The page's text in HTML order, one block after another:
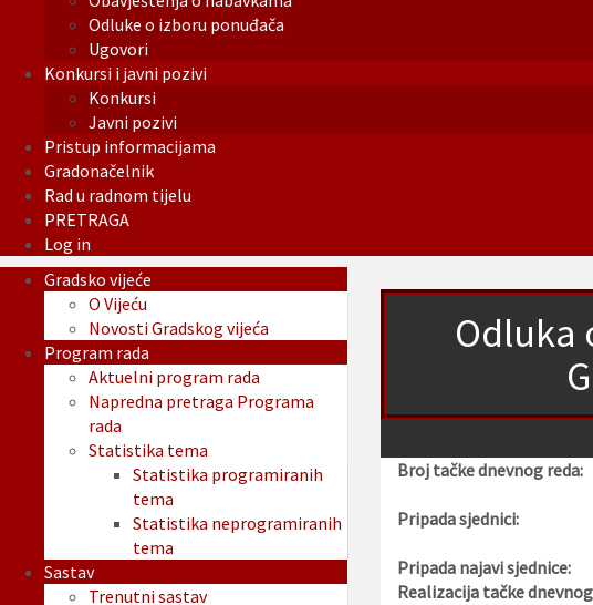
Odluke o izboru ponuđača
Ugovori
Konkursi i javni pozivi
Konkursi
Javni pozivi
Pristup informacijama
Gradonačelnik
Rad u radnom tijelu
PRETRAGA
Log in
Odluka
Broj tačke dnevnog reda:
Pripada sjednici:
Pripada najavi sjednice:
Realizacija tačke
Gradsko vijeće
O Vijeću
Novosti Gradskog vijeća
Program rada
Aktuelni program rada
Napredna pretraga Programa
rada
Statistika tema
Statistika programiranih
tema
Statistika neprogramiranih
tema
Sastav
Trenutni sastav